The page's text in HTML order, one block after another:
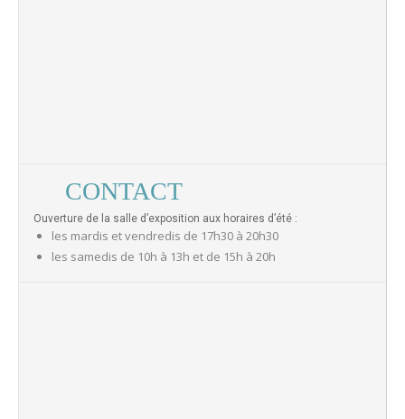
CONTACT
Ouverture de la salle d’exposition aux horaires d’été :
les mardis et vendredis de 17h30 à 20h30
les samedis de 10h à 13h et de 15h à 20h